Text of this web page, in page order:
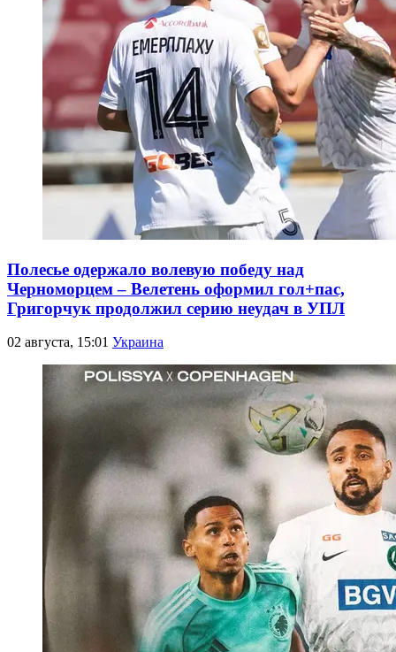
Полесье одержало волевую победу над
Черноморцем – Велетень оформил гол+пас,
Григорчук продолжил серию неудач в УПЛ
02 августа, 15:01 Украина